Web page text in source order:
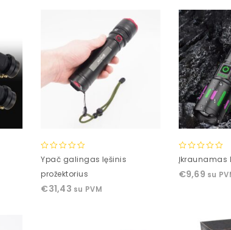
0
of
5
Ypač galingas lęšinis
prožektorius
€31,43 su PVM
0
of
Įkraunamas
€9,69 su